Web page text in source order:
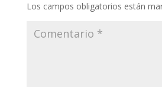
Los campos obligatorios están